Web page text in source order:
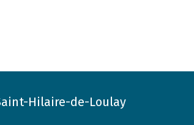
Hilaire-de-Loulay